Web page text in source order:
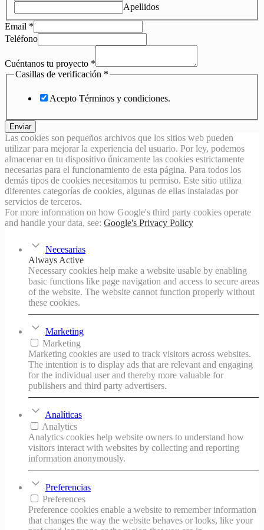
Apellidos
Email *
Teléfono
Cuéntanos tu proyecto *
Casillas de verificación *
Acepto Términos y condiciones.
Enviar
Las cookies son pequeños archivos que los sitios web pueden
utilizar para mejorar la experiencia del usuario. Por ley, podemos
almacenar en tu dispositivo únicamente las cookies estrictamente
necesarias para el funcionamiento de esta página. Para todos los
demás tipos de cookies necesitamos tu permiso. Este sitio utiliza
diferentes categorías de cookies, algunas de ellas instaladas por
servicios de terceros.
For more information on how Google's third party cookies operate
and handle your data, see: Google's Privacy Policy
Necesarias
Always Active
Necessary cookies help make a website usable by enabling
basic functions like page navigation and access to secure areas
of the website. The website cannot function properly without
these cookies.
Marketing
Marketing
Marketing cookies are used to track visitors across websites.
The intention is to display ads that are relevant and engaging
for the individual user and thereby more valuable for
publishers and third party advertisers.
Analíticas
Analytics
Analytics cookies help website owners to understand how
visitors interact with websites by collecting and reporting
information anonymously.
Preferencias
Preferences
Preference cookies enable a website to remember information
that changes the way the website behaves or looks, like your